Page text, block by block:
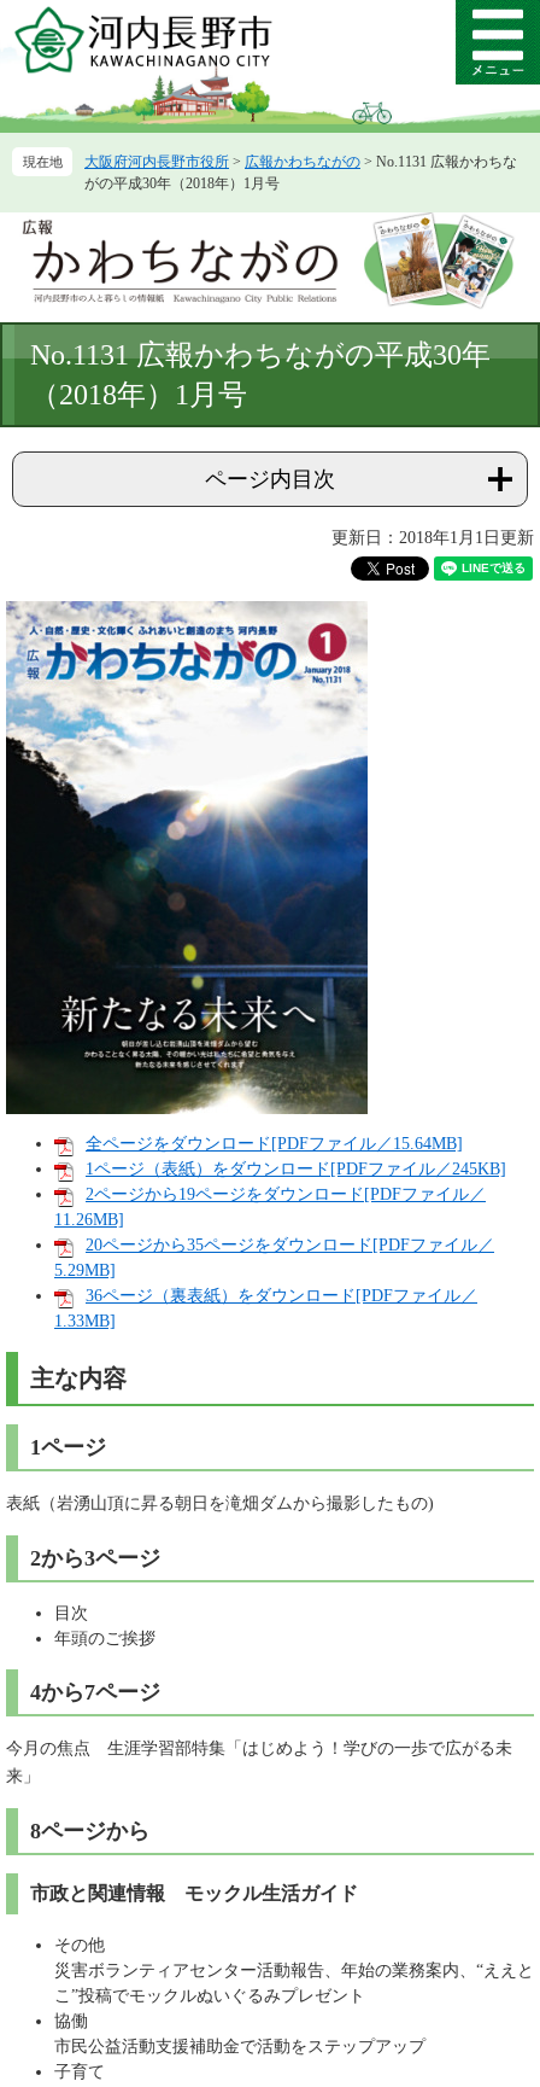
ー
先
ニ
を
て
メ
ニ
ー
大阪府河内長野市役所 > 広報かわちながの > No.1131 広報かわちな
がの平成30年（2018年）1月号
文
No.1131 広報かわちながの平成30年
（2018年）1月号
ページ内目次
更新日：2018年1月1日更新
全ページをダウンロード[PDFファイル／15.64MB]
1ページ（表紙）をダウンロード[PDFファイル／245KB]
2ページから19ページをダウンロード[PDFファイル／
11.26MB]
20ページから35ページをダウンロード[PDFファイル／
5.29MB]
36ページ（裏表紙）をダウンロード[PDFファイル／
1.33MB]
主な内容
1ページ
表紙（岩湧山頂に昇る朝日を滝畑ダムから撮影したもの)
2から3ページ
目次
年頭のご挨拶
4から7ページ
今月の焦点 生涯学習部特集「はじめよう！学びの一歩で広がる未
来」
8ページから
市政と関連情報 モックル生活ガイド
その他
災害ボランティアセンター活動報告、年始の業務案内、“ええと
こ”投稿でモックルぬいぐるみプレゼント
協働
市民公益活動支援補助金で活動をステップアップ
子育て